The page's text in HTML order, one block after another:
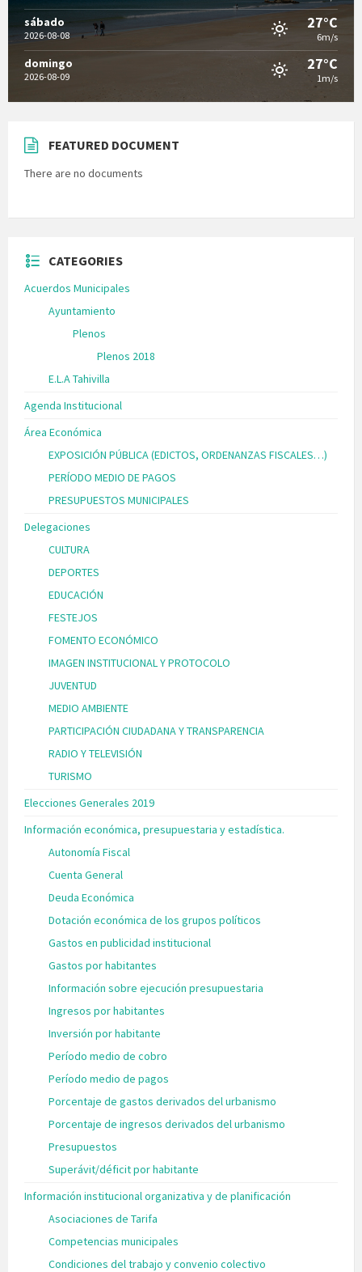
sábado
2026-08-08
27°C
6m/s
domingo
2026-08-09
27°C
1m/s
FEATURED DOCUMENT
There are no documents
CATEGORIES
Acuerdos Municipales
Ayuntamiento
Plenos
Plenos 2018
E.L.A Tahivilla
Agenda Institucional
Área Económica
EXPOSICIÓN PÚBLICA (EDICTOS, ORDENANZAS FISCALES…)
PERÍODO MEDIO DE PAGOS
PRESUPUESTOS MUNICIPALES
Delegaciones
CULTURA
DEPORTES
EDUCACIÓN
FESTEJOS
FOMENTO ECONÓMICO
IMAGEN INSTITUCIONAL Y PROTOCOLO
JUVENTUD
MEDIO AMBIENTE
PARTICIPACIÓN CIUDADANA Y TRANSPARENCIA
RADIO Y TELEVISIÓN
TURISMO
Elecciones Generales 2019
Información económica, presupuestaria y estadística.
Autonomía Fiscal
Cuenta General
Deuda Económica
Dotación económica de los grupos políticos
Gastos en publicidad institucional
Gastos por habitantes
Información sobre ejecución presupuestaria
Ingresos por habitantes
Inversión por habitante
Período medio de cobro
Período medio de pagos
Porcentaje de gastos derivados del urbanismo
Porcentaje de ingresos derivados del urbanismo
Presupuestos
Superávit/déficit por habitante
Información institucional organizativa y de planificación
Asociaciones de Tarifa
Competencias municipales
Condiciones del trabajo y convenio colectivo